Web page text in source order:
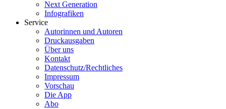
Next Generation
Infografiken
Service
Autorinnen und Autoren
Druckausgaben
Über uns
Kontakt
Datenschutz/Rechtliches
Impressum
Vorschau
Die App
Abo